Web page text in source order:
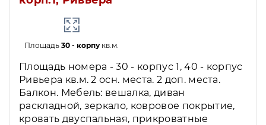
Площадь30 - корпукв.м.
Площадь номера - 30 - корпус 1, 40 - корпус
Ривьера кв.м. 2 осн. места. 2 доп. места.
Балкон. Мебель: вешалка, диван
раскладной, зеркало, ковровое покрытие,
кровать двуспальная, прикроватные